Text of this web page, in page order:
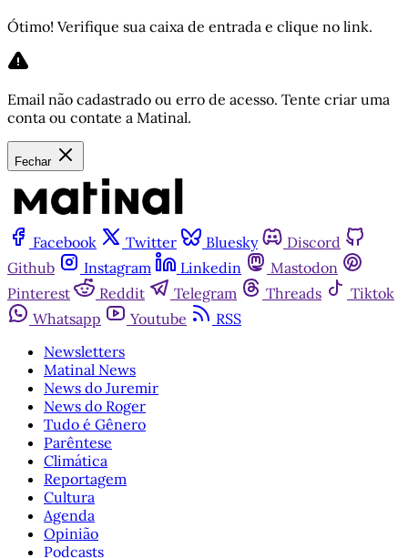
Ótimo! Verifique sua caixa de entrada e clique no link.
Email não cadastrado ou erro de acesso. Tente criar uma
conta ou contate a Matinal.
Fechar
Facebook Twitter Bluesky
Discord
Github
Instagram Linkedin
Mastodon
Pinterest
Reddit Telegram Threads
Tiktok
Whatsapp
Youtube
RSS
Newsletters
Matinal News
News do Juremir
News do Roger
Tudo é Gênero
Parêntese
Climática
Reportagem
Cultura
Agenda
Opinião
Podcasts